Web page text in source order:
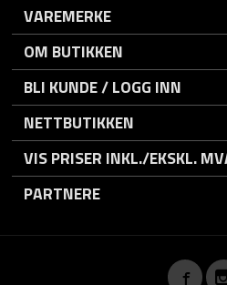
VAREMERKE
OM BUTIKKEN
BLI KUNDE / LOGG INN
NETTBUTIKKEN
VIS PRISER INKL./EKSKL.
PARTNERE